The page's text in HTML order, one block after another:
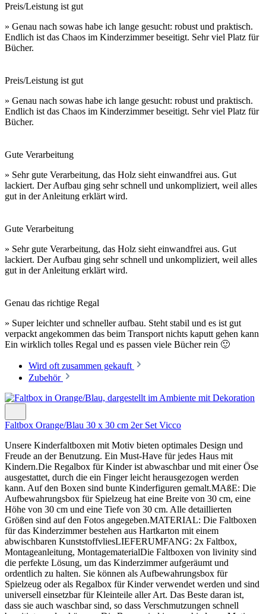
Preis/Leistung ist gut
» Genau nach sowas habe ich lange gesucht: robust und praktisch.
Endlich ist das Chaos im Kinderzimmer beseitigt. Sehr viel Platz für
Bücher.
Preis/Leistung ist gut
» Genau nach sowas habe ich lange gesucht: robust und praktisch.
Endlich ist das Chaos im Kinderzimmer beseitigt. Sehr viel Platz für
Bücher.
Gute Verarbeitung
» Sehr gute Verarbeitung, das Holz sieht einwandfrei aus. Gut
lackiert. Der Aufbau ging sehr schnell und unkompliziert, weil alles
gut in der Anleitung erklärt wird.
Gute Verarbeitung
» Sehr gute Verarbeitung, das Holz sieht einwandfrei aus. Gut
lackiert. Der Aufbau ging sehr schnell und unkompliziert, weil alles
gut in der Anleitung erklärt wird.
Genau das richtige Regal
» Super leichter und schneller aufbau. Steht stabil und es ist gut
verpackt angekommen das beim Transport nichts kaputt gehen kann
Ein wirklich tolles Regal und es passen viele Bücher rein 🙂
Wird oft zusammen gekauft
Zubehör
Faltbox Orange/Blau 30 x 30 cm 2er Set Vicco
Unsere Kinderfaltboxen mit Motiv bieten optimales Design und
Freude an der Benutzung. Ein Must-Have für jedes Haus mit
Kindern.Die Regalbox für Kinder ist abwaschbar und mit einer Öse
ausgestattet, durch die ein Finger leicht herausgezogen werden
kann. Auf den Boxen sind bunte Kinderfiguren gemalt.MAßE: Die
Aufbewahrungsbox für Spielzeug hat eine Breite von 30 cm, eine
Höhe von 30 cm und eine Tiefe von 30 cm. Alle detaillierten
Größen sind auf den Fotos angegeben.MATERIAL: Die Faltboxen
für das Kinderzimmer bestehen aus Hartkarton mit einem
abwischbaren KunststoffvliesLIEFERUMFANG: 2x Faltbox,
Montageanleitung, MontagematerialDie Faltboxen von livinity sind
die perfekte Lösung, um das Kinderzimmer aufgeräumt und
ordentlich zu halten. Sie können als Aufbewahrungsbox für
Spielzeug oder als Regalbox für Kinder verwendet werden und sind
universell einsetzbar für Kleinteile aller Art. Das Beste daran ist,
dass sie auch waschbar sind, so dass Verschmutzungen schnell